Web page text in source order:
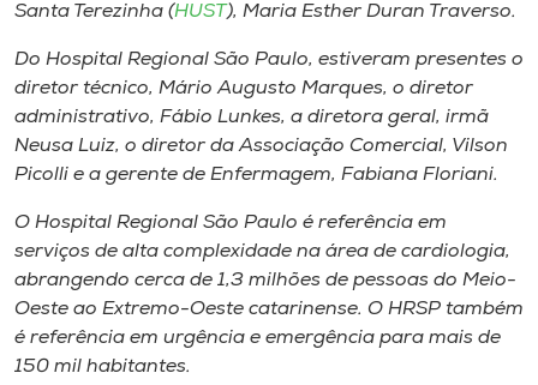
Santa Terezinha (HUST), Maria Esther Duran Traverso.
Do Hospital Regional São Paulo, estiveram presentes o
diretor técnico, Mário Augusto Marques, o diretor
administrativo, Fábio Lunkes, a diretora geral, irmã
Neusa Luiz, o diretor da Associação Comercial, Vilson
Picolli e a gerente de Enfermagem, Fabiana Floriani.
O Hospital Regional São Paulo é referência em
serviços de alta complexidade na área de cardiologia,
abrangendo cerca de 1,3 milhões de pessoas do Meio-
Oeste ao Extremo-Oeste catarinense. O HRSP também
é referência em urgência e emergência para mais de
150 mil habitantes.